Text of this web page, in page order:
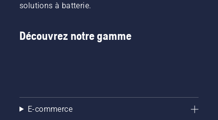
solutions à batterie.
Découvrez notre gamme
E-commerce